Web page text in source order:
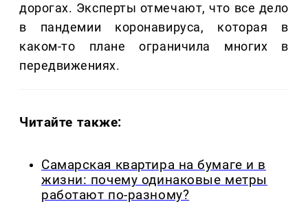
дорогах. Эксперты отмечают, что все дело
в пандемии коронавируса, которая в
каком-то плане ограничила многих в
передвижениях.
Читайте также:
Самарская квартира на бумаге и в
жизни: почему одинаковые метры
работают по-разному?